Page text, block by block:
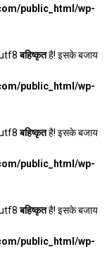
public_html/wp-
बहिष्कृतहै! इसके बजाय
public_html/wp-
बहिष्कृतहै! इसके बजाय
public_html/wp-
बहिष्कृतहै! इसके बजाय
public_html/wp-